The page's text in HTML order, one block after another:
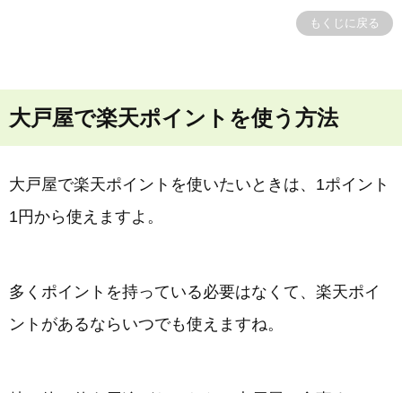
もくじに戻る
大戸屋で楽天ポイントを使う方法
大戸屋で楽天ポイントを使いたいときは、1ポイント
1円から使えますよ。
多くポイントを持っている必要はなくて、楽天ポイ
ントがあるならいつでも使えますね。